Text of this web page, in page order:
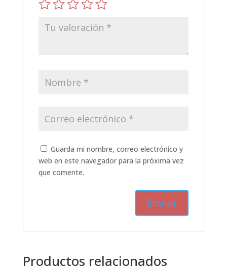
Guarda mi nombre, correo electrónico y
web en este navegador para la próxima vez
que comente.
Productos relacionados